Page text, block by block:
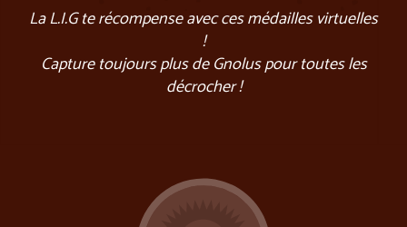
La L.I.G te récompense avec ces médailles virtuelles
!
Capture toujours plus de Gnolus pour toutes les
décrocher !